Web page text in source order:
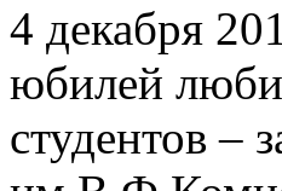
4 декабря
юбилей
студентов –